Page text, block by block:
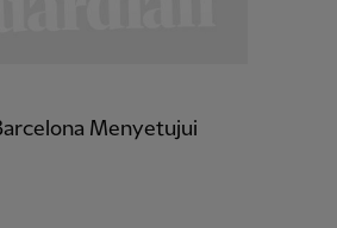
Menyetujui